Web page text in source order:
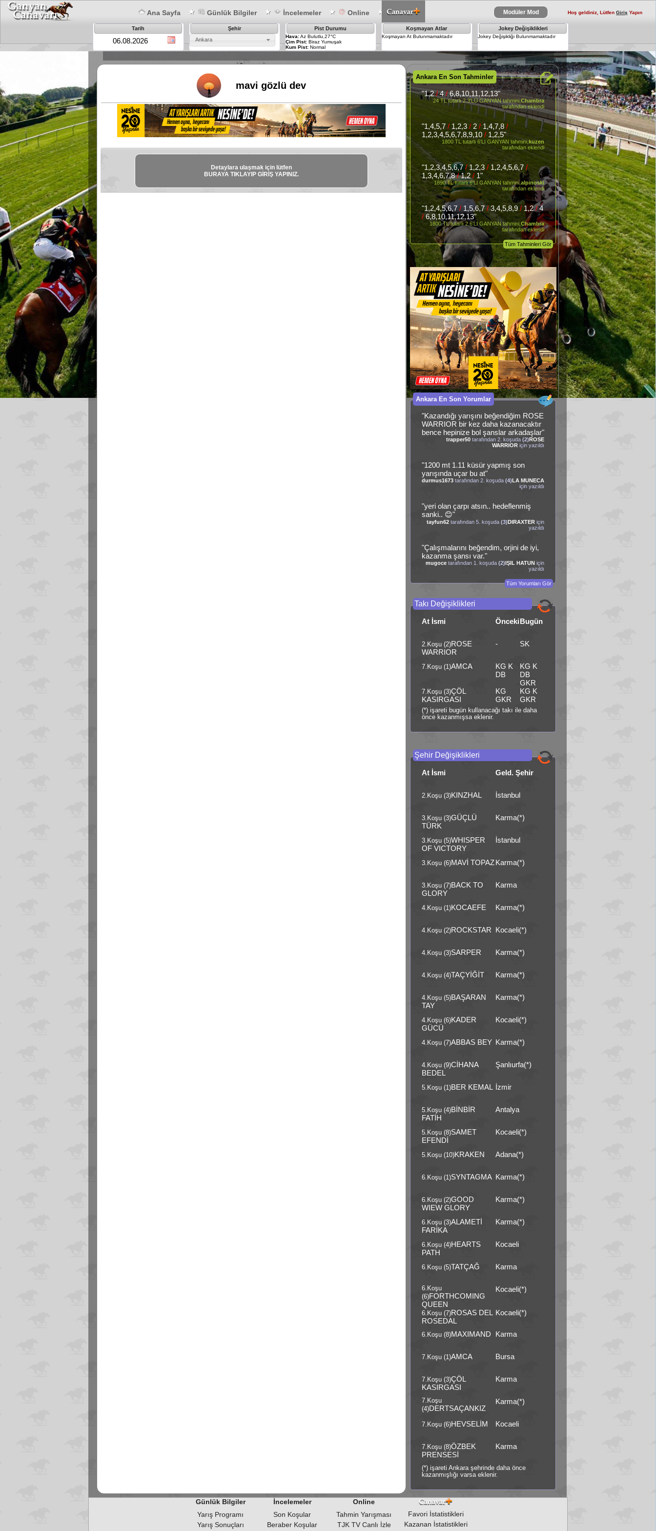
Ana Sayfa Günlük Bilgiler İncelemeler Online Modüler Mod Hoş geldiniz, Lütfen Giriş Yapın
Tarih
Şehir
Ankara
Pist Durumu
Hava:Az Bulutlu,27°C
Çim Pist:Biraz Yumuşak
Kum Pist:Normal
Koşmayan Atlar
Koşmayan At Bulunmamaktadır
Jokey Değişiklikleri
Jokey Değişikliği Bulunmamaktadır
mavi gözlü dev
Detaylara ulaşmak için lütfen
BURAYA TIKLAYIP GİRİŞ YAPINIZ.
Ankara En Son Tahminler
"1,2/4/6,8,10,11,12,13"
24 TL tutarlı 2.3'LÜ GANYAN tahmini,Chambra
tarafından eklendi
"1,4,5,7/ 1,2,3/ 2/1,4,7,8/
1,2,3,4,5,6,7,8,9,10/ 1,2,5"
1800 TL tutarlı 6'LI GANYAN tahmini,kuzen
tarafından eklendi
"1,2,3,4,5,6,7/1,2,3/ 1,2,4,5,6,7/
1,3,4,6,7,8/1,2/ 1"
1890 TL tutarlı 6'LI GANYAN tahmini,alpinoski
tarafından eklendi
"1,2,4,5,6,7/ 1,5,6,7/3,4,5,8,9/1,2/4
/6,8,10,11,12,13"
1800 TL tutarlı 2.6'LI GANYAN tahmini,Chambra
tarafından eklendi
Tüm Tahminleri Gör
Ankara En Son Yorumlar
"Kazandığı yarışını beğendiğim ROSE
WARRIOR bir kez daha kazanacaktır
bence hepinize bol şanslar arkadaşlar"
trapper50 tarafından 2. koşuda(2)ROSE
WARRIOR için yazıldı
"1200 mt 1.11 küsür yapmış son
yarışında uçar bu at"
durmus1673 tarafından 2. koşuda(4)LA MUNECA
için yazıldı
"yeri olan çarpı atsın.. hedeflenmiş
sanki.. 😊"
tayfun62 tarafından 5. koşuda(3)DIRAXTER için
yazıldı
"Çalışmalarını beğendim, orjini de iyi,
kazanma şansı var."
mugoce tarafından 1. koşuda(2)IŞIL HATUN için
yazıldı
Tüm Yorumları Gör
Takı Değişiklikleri
At İsmi ÖncekiBugün
2.Koşu (2)ROSE
WARRIOR
- SK
7.Koşu (1)AMCA
KG K
DB
KG K
DB
GKR
7.Koşu (3)ÇÖL
KASIRGASI
KG
GKR
KG K
GKR
(*) işareti bugün kullanacağı takı ile daha
önce kazanmışsa eklenir.
Şehir Değişiklikleri
At İsmi Geld. Şehir
2.Koşu (3)KINZHAL İstanbul
3.Koşu (3)GÜÇLÜ
TÜRK
Karma(*)
3.Koşu (5)WHISPER
OF VICTORY
İstanbul
3.Koşu (6)MAVİ TOPAZKarma(*)
3.Koşu (7)BACK TO
GLORY
Karma
4.Koşu (1)KOCAEFE Karma(*)
4.Koşu (2)ROCKSTAR Kocaeli(*)
4.Koşu (3)SARPER Karma(*)
4.Koşu (4)TAÇYİĞİT Karma(*)
4.Koşu (5)BAŞARAN
TAY
Karma(*)
4.Koşu (6)KADER
GÜCÜ
Kocaeli(*)
4.Koşu (7)ABBAS BEY Karma(*)
4.Koşu (9)CİHANA
BEDEL
Şanlıurfa(*)
5.Koşu (1)BER KEMAL İzmir
5.Koşu (4)BİNBİR
FATİH
Antalya
5.Koşu (8)SAMET
EFENDİ
Kocaeli(*)
5.Koşu (10)KRAKEN Adana(*)
6.Koşu (1)SYNTAGMA Karma(*)
6.Koşu (2)GOOD
WIEW GLORY
Karma(*)
6.Koşu (3)ALAMETİ
FARİKA
Karma(*)
6.Koşu (4)HEARTS
PATH
Kocaeli
6.Koşu (5)TATÇAĞ Karma
6.Koşu
(6)FORTHCOMING
QUEEN
Kocaeli(*)
6.Koşu (7)ROSAS DEL
ROSEDAL
Kocaeli(*)
6.Koşu (8)MAXIMAND Karma
7.Koşu (1)AMCA Bursa
7.Koşu (3)ÇÖL
KASIRGASI
Karma
7.Koşu
(4)DERTSAÇANKIZ
Karma(*)
7.Koşu (6)HEVSELİM Kocaeli
7.Koşu (8)ÖZBEK
PRENSESİ
Karma
(*) işareti Ankara şehrinde daha önce
kazanmışlığı varsa eklenir.
Günlük Bilgiler
Yarış Programı
Yarış Sonuçları
İncelemeler
Son Koşular
Beraber Koşular
Online
Tahmin Yarışması
TJK TV Canlı İzle
Favori İstatistikleri
Kazanan İstatistikleri
×